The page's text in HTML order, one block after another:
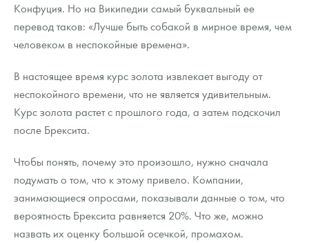
Аксессуары
Гарри Поттер
Год Лошади
Флот: ледоколы и корабли
Жетоны "Необыкновенные обитатели глубин"
Ювелирные изделия
Русская нумизматика
Золотая карманная галерея
Памятка для работы с монетами из драгметаллов
Условия возврата
Монеты
Политика конфиденциальности
Политика использования Cookies
Положение по обработке и защите персональных данных
Скупка слитков
Наши преимущества
Письмо директору
Пресс-служба
Конфуция. Но на Википедии самый буквальный ее
перевод таков: «Лучше быть собакой в мирное время, чем
человеком в неспокойные времена».
В настоящее время курс золота извлекает выгоду от
неспокойного времени, что не является удивительным.
Курс золота растет с прошлого года, а затем подскочил
после Брексита.
Чтобы понять, почему это произошло, нужно сначала
подумать о том, что к этому привело. Компании,
занимающиеся опросами, показывали данные о том, что
вероятность Брексита равняется 20%. Что же, можно
назвать их оценку большой осечкой, промахом.